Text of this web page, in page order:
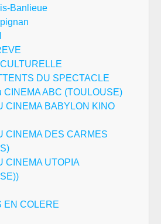
Banlieue
DU SPECTACLE
CINEMA ABC (TOULOUSE)
CINEMA BABYLON KINO
CINEMA DES CARMES
CINEMA UTOPIA
EN COLERE